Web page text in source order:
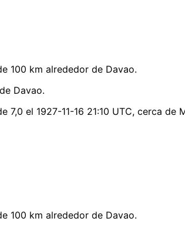
100 km alrededor de Davao.
Davao.
el 1927-11-16 21:10 UTC, cerca de
100 km alrededor de Davao.